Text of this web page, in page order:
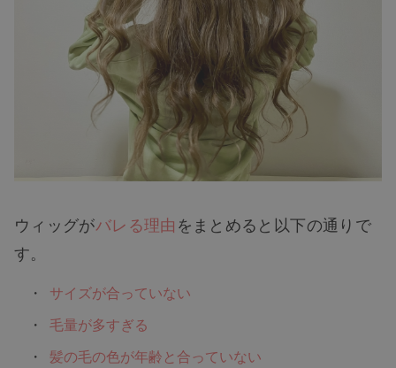
ウィッグがバレる理由をまとめると以下の通りで
す。
サイズが合っていない
毛量が多すぎる
髪の毛の色が年齢と合っていない